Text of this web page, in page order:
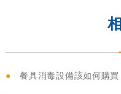
●餐具消毒設備該如何購買